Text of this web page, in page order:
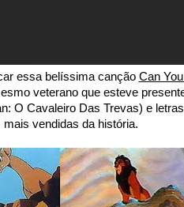
essa belíssima canção Can
veterano que esteve
O Cavaleiro Das Trevas) e
mais vendidas da história.